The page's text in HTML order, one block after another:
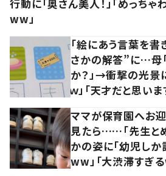
行動に「奥さん美人！」「めっちゃ
ww」
「絵にあう言葉を書
さかの解答”に…母
か？」→衝撃の光景
ｗ」「天才だと思いま
ママが保育園へお
見たら……「先生と
かの姿に「幼児し
ww」「大渋滞すぎる